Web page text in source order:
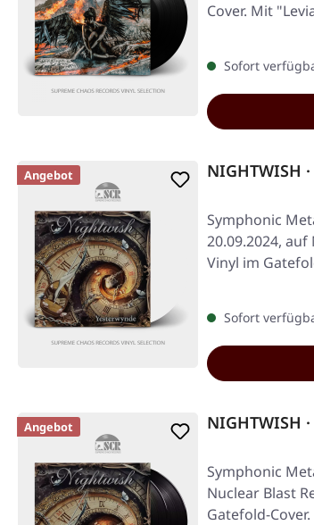
Cover. Mit
Sofort
Angebot NIGHTWISH
Symphonic
20.09.2024,
Vinyl im
Sofort
Angebot NIGHTWISH
Symphonic
Nuclear Blast
Gatefold-